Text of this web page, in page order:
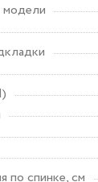
по спинке, см